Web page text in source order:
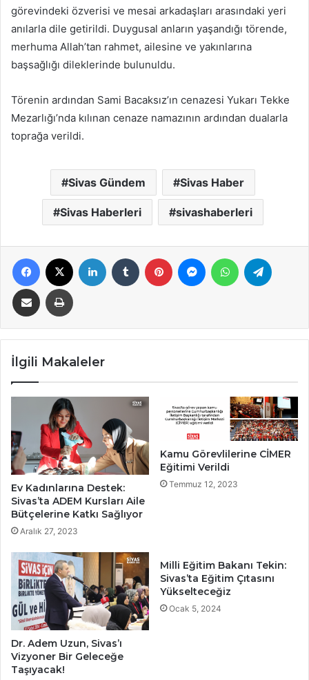
görevindeki özverisi ve mesai arkadaşları arasındaki yeri
anılarla dile getirildi. Duygusal anların yaşandığı törende,
merhuma Allah’tan rahmet, ailesine ve yakınlarına
başsağlığı dileklerinde bulunuldu.
Törenin ardından Sami Bacaksız’ın cenazesi Yukarı Tekke
Mezarlığı’nda kılınan cenaze namazının ardından dualarla
toprağa verildi.
Sivas Gündem Sivas Haber
Sivas Haberleri sivashaberleri
Facebook LinkedIn Tumblr Pinterest MessengerWhatsApp
E-Posta ile paylaş Yazdır
İlgili Makaleler
Ev Kadınlarına Destek:
Sivas’ta ADEM Kursları Aile
Bütçelerine Katkı Sağlıyor
Aralık 27, 2023
Kamu Görevlilerine CİMER
Eğitimi Verildi
Temmuz 12, 2023
Dr. Adem Uzun, Sivas’ı
Vizyoner Bir Geleceğe
Taşıyacak!
Milli Eğitim Bakanı Tekin:
Sivas’ta Eğitim Çıtasını
Yükselteceğiz
Ocak 5, 2024